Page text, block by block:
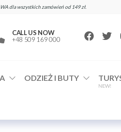
dla wszystkich zamówień od 149 zł.
CALL US NOW
+48 509 169 000
ODZIEŻ I BUTY
NEW!